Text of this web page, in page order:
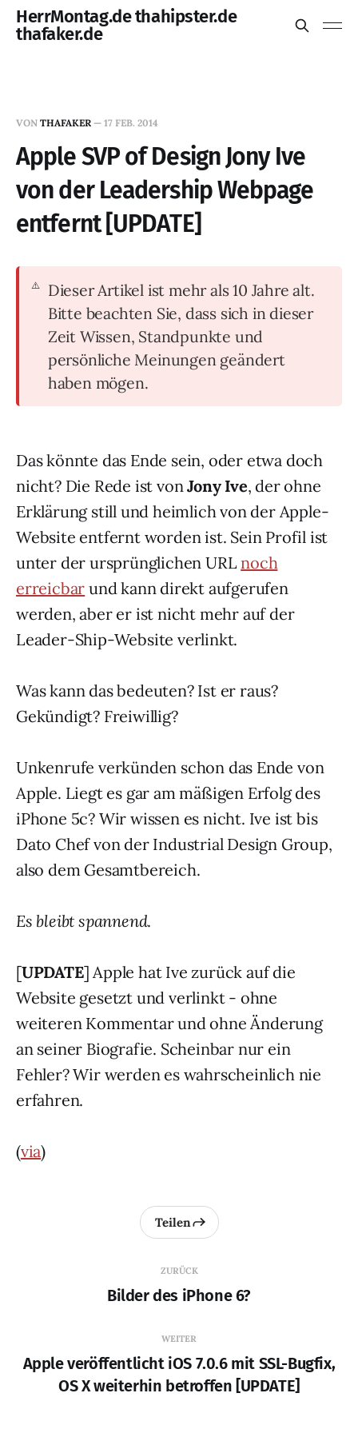
HerrMontag.de thahipster.de
thafaker.de
VON THAFAKER — 17 FEB. 2014
Apple SVP of Design Jony Ive
von der Leadership Webpage
entfernt [UPDATE]
Dieser Artikel ist mehr als 10 Jahre alt.
Bitte beachten Sie, dass sich in dieser
Zeit Wissen, Standpunkte und
persönliche Meinungen geändert
haben mögen.
Das könnte das Ende sein, oder etwa doch
nicht? Die Rede ist vonJony Ive, der ohne
Erklärung still und heimlich von der Apple-
Website entfernt worden ist. Sein Profil ist
unter der ursprünglichen URLnoch
erreicbar und kann direkt aufgerufen
werden, aber er ist nicht mehr auf der
Leader-Ship-Website verlinkt.
Was kann das bedeuten? Ist er raus?
Gekündigt? Freiwillig?
Unkenrufe verkünden schon das Ende von
Apple. Liegt es gar am mäßigen Erfolg des
iPhone 5c? Wir wissen es nicht. Ive ist bis
Dato Chef von der Industrial Design Group,
also dem Gesamtbereich.
Es bleibt spannend.
[UPDATE] Apple hat Ive zurück auf die
Website gesetzt und verlinkt - ohne
weiteren Kommentar und ohne Änderung
an seiner Biografie. Scheinbar nur ein
Fehler? Wir werden es wahrscheinlich nie
erfahren.
(via)
ZURÜCK
Bilder des iPhone 6?
Teilen
WEITER
Apple veröffentlicht iOS 7.0.6 mit SSL-Bugfix,
OS X weiterhin betroffen [UPDATE]